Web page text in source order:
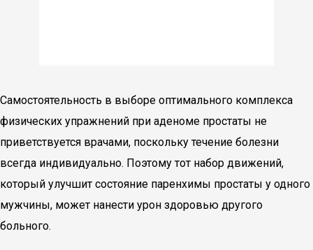
Самостоятельность в выборе оптимального комплекса
физических упражнений при аденоме простаты не
приветствуется врачами, поскольку течение болезни
всегда индивидуально. Поэтому тот набор движений,
который улучшит состояние паренхимы простаты у одного
мужчины, может нанести урон здоровью другого
больного.